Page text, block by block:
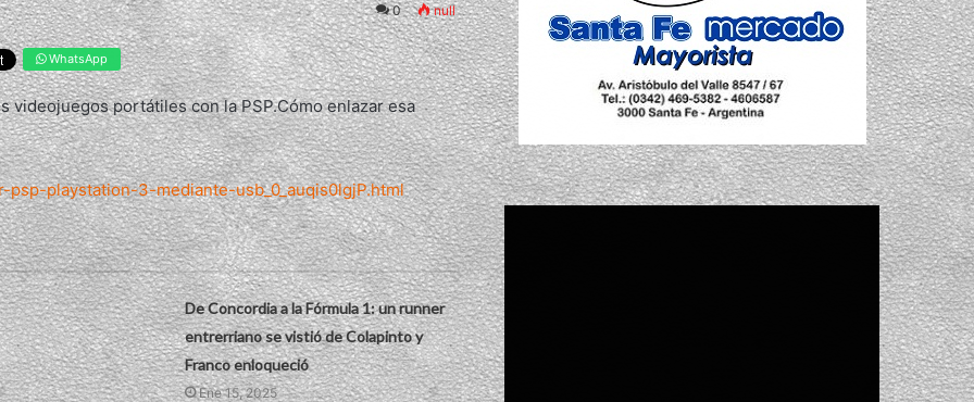
0 null
WhatsApp
videojuegos portátiles con la PSP.Cómo enlazar esa
playstation-3-mediante-usb_0_auqis0lgjP.html
De Concordia a la Fórmula 1: un runner
entrerriano se vistió de Colapinto y
Franco enloqueció
Ene 15, 2025